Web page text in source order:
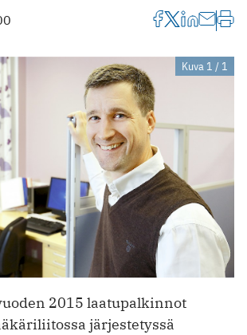
Kuva 1 / 1
2015 laatupalkinnot
järjestetyssä